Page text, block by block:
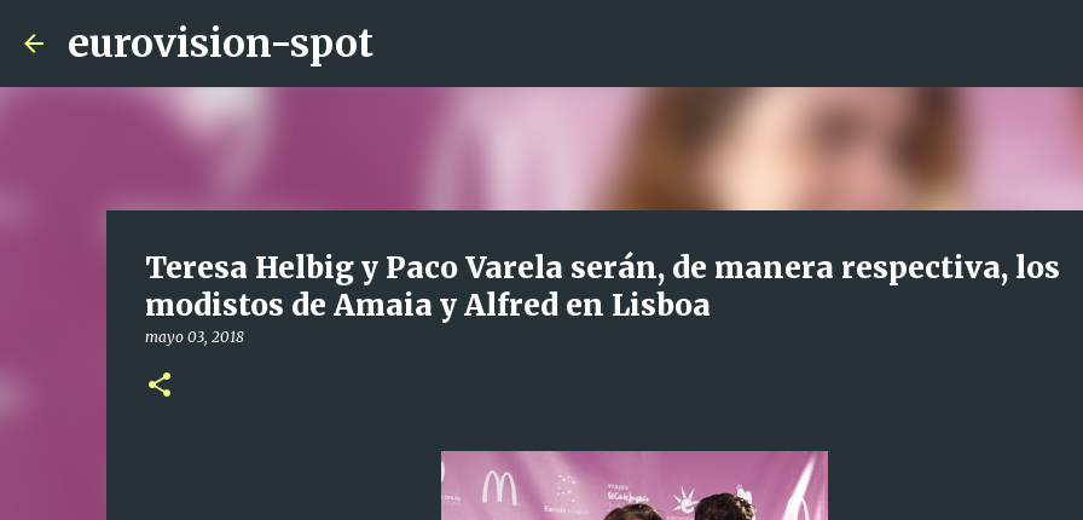
eurovision-spot
Teresa Helbig y Paco Varela serán, de manera respectiva, los
modistos de Amaia y Alfred en Lisboa
mayo 03, 2018